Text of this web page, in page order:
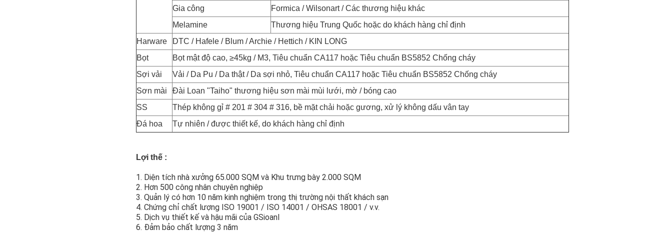
Gia công
Formica / Wilsonart / Các thương hiệu khác
Melamine
Thương hiệu Trung Quốc hoặc do khách hàng chỉ định
Harware
DTC / Hafele / Blum / Archie / Hettich / KIN LONG
Bọt
Bọt mật độ cao, ≥45kg / M3, Tiêu chuẩn CA117 hoặc Tiêu chuẩn BS5852 Chống cháy
Sợi vải
Vải / Da Pu / Da thật / Da sợi nhỏ, Tiêu chuẩn CA117 hoặc Tiêu chuẩn BS5852 Chống cháy
Sơn mài
Đài Loan "Taiho" thương hiệu sơn mài mùi lưới, mờ / bóng cao
SS
Thép không gỉ # 201 # 304 # 316, bề mặt chải hoặc gương, xử lý không dấu vân tay
Đá hoa
Tự nhiên / được thiết kế, do khách hàng chỉ định
Lợi thế :
1. Diện tích nhà xưởng 65.000 SQM và Khu trưng bày 2.000 SQM
2. Hơn 500 công nhân chuyên nghiệp
3. Quản lý có hơn 10 năm kinh nghiệm trong thị trường nội thất khách sạn
4. Chứng chỉ chất lượng ISO 19001 / ISO 14001 / OHSAS 18001 / v.v.
5. Dịch vụ thiết kế và hậu mãi của GSioanl
6. Đảm bảo chất lượng 3 năm